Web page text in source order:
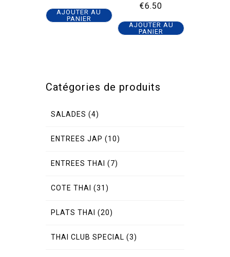
AJOUTER AU
PANIER
€6.50
AJOUTER AU
PANIER
Catégories de produits
SALADES (4)
ENTREES JAP (10)
ENTREES THAI (7)
COTE THAI (31)
PLATS THAI (20)
THAI CLUB SPECIAL (3)